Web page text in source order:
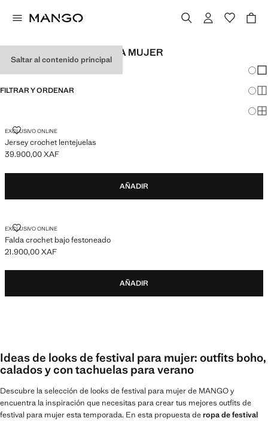
Saltar al contenido principal
LOOKS DE FESTIVAL PARA MUJER
FILTRAR Y ORDENAR
EXCLUSIVO ONLINE
Jersey crochet lentejuelas
JERSEY CROCHET LENTEJUELAS
Precio actual [39.900,00 XAF ]
39.900,00 XAF
AÑADIR
EXCLUSIVO ONLINE
Falda crochet bajo festoneado
FALDA CROCHET BAJO FESTONEADO
Precio actual [21.900,00 XAF ]
21.900,00 XAF
AÑADIR
Ideas de looks de festival para mujer: outfits boho,
calados y con tachuelas para verano
Descubre la selección de looks de festival para mujer de MANGO y
encuentra la inspiración que necesitas para crear tus mejores outfits de
festival para mujer esta temporada. En esta propuesta deropa de festival